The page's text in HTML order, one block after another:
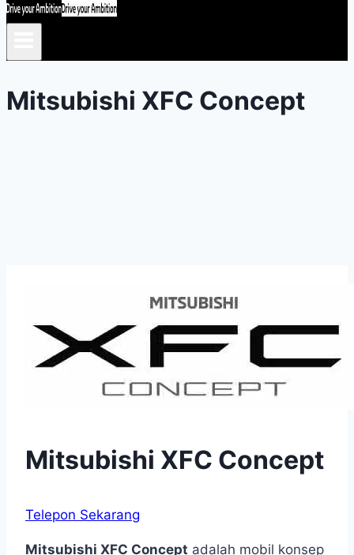
Mitsubishi XFC Concept
Mitsubishi XFC Concept
Telepon Sekarang
Mitsubishi XFC Concept adalah mobil konsep